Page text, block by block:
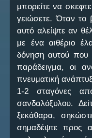
μπορείτε να
γειώσετε. Όταν το
αυτό αλείψτε αν
με ένα αιθέριο
δόνηση αυτού που
παράδειγμα, οι
πνευματική
1-2 σταγόνες
σανδαλόξυλου.
ξεκάθαρα,
σημαδέψτε προς